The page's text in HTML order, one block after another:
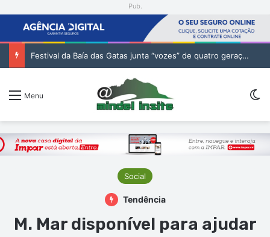
Pub.
Festival da Baía das Gatas junta “vozes” de quatro gerações da música cabo-verdiana na segunda noite
Menu
Social
Tendência
M. Mar disponível para ajudar